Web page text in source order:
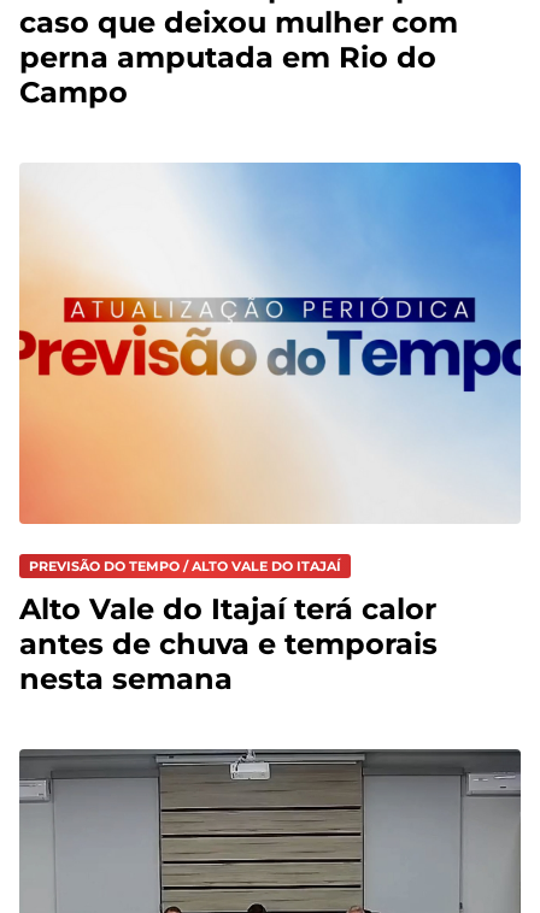
caso que deixou mulher com
perna amputada em Rio do
Campo
PREVISÃO DO TEMPO / ALTO VALE DO ITAJAÍ
Alto Vale do Itajaí terá calor
antes de chuva e temporais
nesta semana